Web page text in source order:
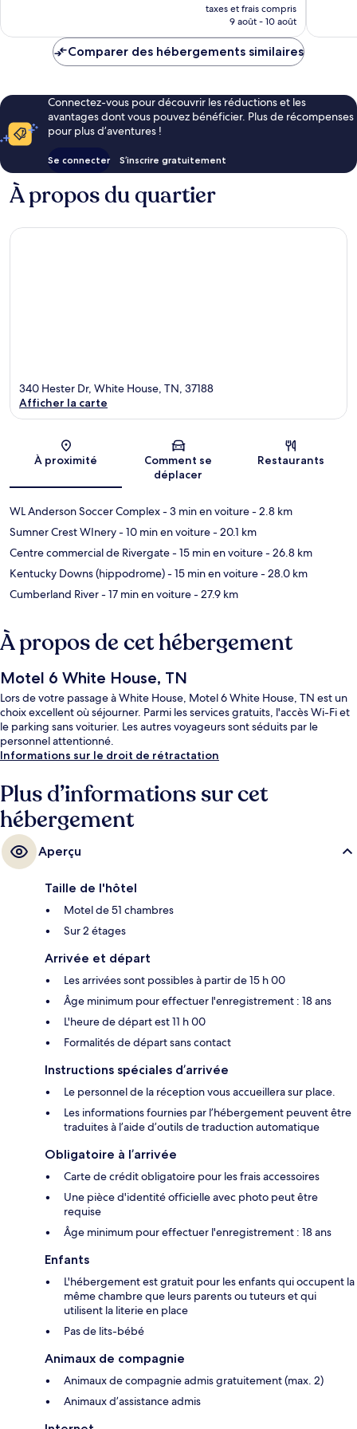
nouveau
prix
de
taxes et frais compris
9 août - 10 août
Comparer des hébergements similaires
Connectez-vous pour découvrir les réductions et les
avantages dont vous pouvez bénéficier. Plus de récompenses
pour plus d’aventures !
Se connecter S’inscrire gratuitement
À propos du quartier
Carte
340 Hester Dr, White House, TN, 37188
Afficher la carte
À proximité
Comment se
déplacer
Restaurants
WL Anderson Soccer Complex- 3 min en voiture- 2.8 km
Sumner Crest WInery- 10 min en voiture- 20.1 km
Centre commercial de Rivergate- 15 min en voiture- 26.8 km
Kentucky Downs (hippodrome)- 15 min en voiture- 28.0 km
Cumberland River- 17 min en voiture- 27.9 km
À propos de cet hébergement
Motel 6 White House, TN
Lors de votre passage à White House, Motel 6 White House, TN est un
choix excellent où séjourner. Parmi les services gratuits, l'accès Wi-Fi et
le parking sans voiturier. Les autres voyageurs sont séduits par le
personnel attentionné.
Informations sur le droit de rétractation
Plus d’informations sur cet
hébergement
Aperçu
Taille de l'hôtel
Motel de 51 chambres
Sur 2 étages
Arrivée et départ
Les arrivées sont possibles à partir de 15 h 00
Âge minimum pour effectuer l'enregistrement : 18 ans
L'heure de départ est 11 h 00
Formalités de départ sans contact
Instructions spéciales d’arrivée
Le personnel de la réception vous accueillera sur place.
Les informations fournies par l’hébergement peuvent être
traduites à l’aide d’outils de traduction automatique
Obligatoire à l’arrivée
Carte de crédit obligatoire pour les frais accessoires
Une pièce d'identité officielle avec photo peut être
requise
Âge minimum pour effectuer l'enregistrement : 18 ans
Enfants
L'hébergement est gratuit pour les enfants qui occupent la
même chambre que leurs parents ou tuteurs et qui
utilisent la literie en place
Pas de lits-bébé
Animaux de compagnie
Animaux de compagnie admis gratuitement (max. 2)
Animaux d’assistance admis